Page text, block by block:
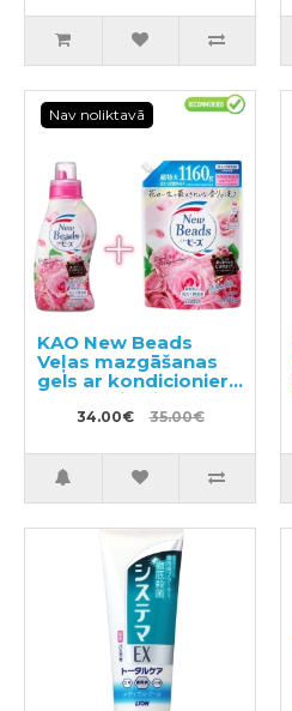
Nav noliktavā
KAO New Beads
Veļas mazgāšanas
gels ar kondicionieri
740g + pildviela
1160g34.00€ 35.00€